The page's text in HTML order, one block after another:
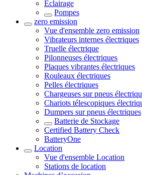
Éclairage
Pompes
zero emission
Vue d'ensemble zero emission
Vibrateurs internes électriques
Truelle électrique
Pilonneuses électriques
Plaques vibrantes électriques
Rouleaux électriques
Pelles électriques
Chargeuses sur pneus
Chariots télescopiques
Dumpers sur pneus électriques
Batterie de Stockage
Certified Battery Check
BatteryOne
Location
Vue d'ensemble Location
Stations de location